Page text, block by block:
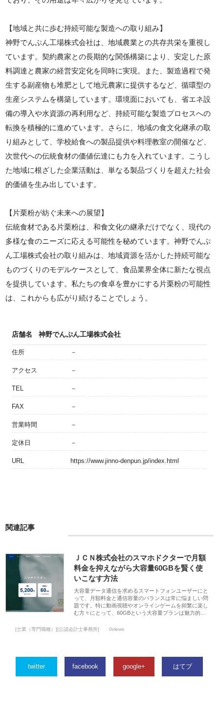
【地域と共に歩む持続可能な製造への取り組み】
神野でんぷん工場株式会社は、地域農業との共存共栄を重視し
ています。契約農家との長期的な関係構築により、安定した原
料調達と農家の経営安定化を同時に実現。また、製造過程で発
生する副産物も堆肥として地元農家に提供するなど、循環型の
生産システムを構築しています。環境面においても、省エネ設
備の導入や水資源の再利用など、持続可能な製造プロセスへの
転換を積極的に進めています。さらに、地域の食文化継承の取
り組みとして、学校給食への製品提供や料理教室の開催など、
次世代への伝統食材の価値伝達にも力を入れています。こうし
た地域に根ざした企業活動は、単なる製品づくりを超えた社会
的価値を生み出しています。
【片栗粉が紡ぐ未来への展望】
伝統食材である片栗粉は、和食文化の継承だけでなく、現代の
多様な食のニーズに応える可能性を秘めています。神野でんぷ
ん工場株式会社の取り組みは、地域資源を活かした持続可能な
ものづくりのモデルケースとして、食品業界全体に新たな視点
を提供しています。私たちの食卓を豊かにする片栗粉の可能性
は、これからも広がり続けることでしょう。
店舗名 神野でんぷん工場株式会社
住所 －
アクセス －
TEL －
FAX －
営業時間 －
定休日 －
URL https://www.jinno-denpun.jp/index.html
関連記事
ＪＣＮ株式会社のスマホドクターで月額
料金を抑えながら大容量60GBを賢く使
いこなす方法
大容量データ通信を求めるスマートフォンユーザーにと
って、月額料金と通信容量のバランスは常に悩ましい問
題です。特に動画視聴やオンラインゲームを頻繁に楽し
む方々にとって、60GBという大容量プランは魅力的…
[士業（専門職種）][公認会計士事務所] 0views
twitter facebook google+ はてブ